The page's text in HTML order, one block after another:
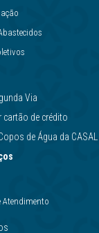
Via
de crédito
de Água da CASAL
Atendimento